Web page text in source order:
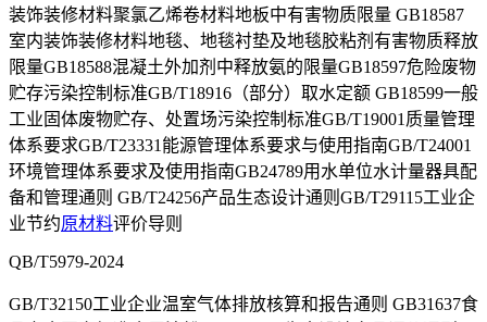
装饰装修材料聚氯乙烯卷材料地板中有害物质限量 GB18587
室内装饰装修材料地毯、地毯衬垫及地毯胶粘剂有害物质释放
限量GB18588混凝土外加剂中释放氨的限量GB18597危险废物
贮存污染控制标准GB/T18916（部分）取水定额 GB18599一般
工业固体废物贮存、处置场污染控制标准GB/T19001质量管理
体系要求GB/T23331能源管理体系要求与使用指南GB/T24001
环境管理体系要求及使用指南GB24789用水单位水计量器具配
备和管理通则 GB/T24256产品生态设计通则GB/T29115工业企
业节约原材料评价导则
QB/T5979-2024
GB/T32150工业企业温室气体排放核算和报告通则 GB31637食